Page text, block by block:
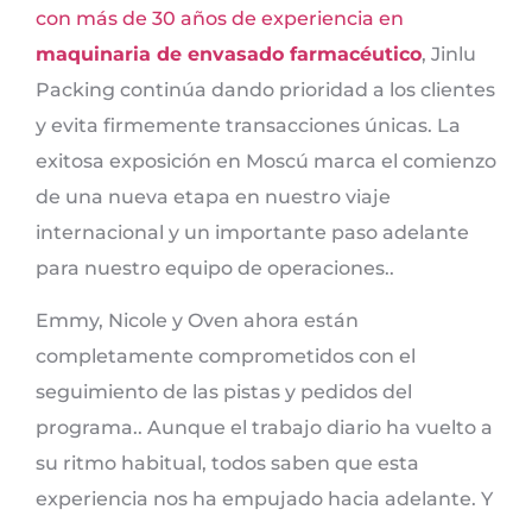
con más de 30 años de experiencia en
maquinaria de envasado farmacéutico, Jinlu
Packing continúa dando prioridad a los clientes
y evita firmemente transacciones únicas. La
exitosa exposición en Moscú marca el comienzo
de una nueva etapa en nuestro viaje
internacional y un importante paso adelante
para nuestro equipo de operaciones..
Emmy, Nicole y Oven ahora están
completamente comprometidos con el
seguimiento de las pistas y pedidos del
programa.. Aunque el trabajo diario ha vuelto a
su ritmo habitual, todos saben que esta
experiencia nos ha empujado hacia adelante. Y